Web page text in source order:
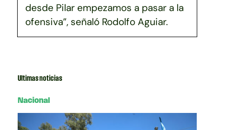
desde Pilar empezamos a pasar a la
ofensiva”, señaló Rodolfo Aguiar.
Ultimas noticias
Nacional